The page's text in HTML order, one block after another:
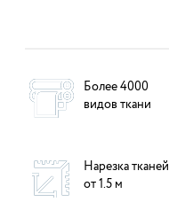
Более 4000
видов ткани
Нарезка тканей
от 1.5 м